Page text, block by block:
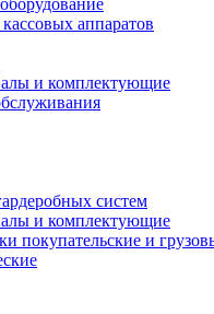
аппаратов
и комплектующие
систем
и комплектующие
покупательские и